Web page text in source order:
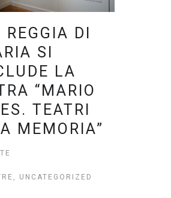
DI
SI
LA
“MARIO
TEATRI
MEMORIA”
, UNCATEGORIZED